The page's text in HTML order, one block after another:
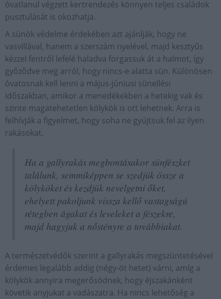
óvatlanul végzett kertrendezés könnyen teljes családok
pusztulását is okozhatja.
A sünök védelme érdekében azt ajánlják, hogy ne
vasvillával, hanem a szerszám nyelével, majd kesztyűs
kézzel fentről lefelé haladva forgassuk át a halmot, így
győződve meg arról, hogy nincs-e alatta sün. Különösen
óvatosnak kell lenni a május-júniusi sünellési
időszakban, amikor a menedékekben a hetekig vak és
szinte magatehetetlen kölykök is ott lehetnek. Arra is
felhívják a figyelmet, hogy soha ne gyújtsuk fel az ilyen
rakásokat.
Ha a gallyrakás megbontásakor sünfészket
találunk, semmiképpen se szedjük össze a
kölyköket és kezdjük nevelgetni őket,
ehelyett pakoljunk vissza kellő vastagságú
rétegben ágakat és leveleket a fészekre,
majd hagyjuk a nőstényre a továbbiakat.
A természetvédők szerint a gallyrakás megszüntetésével
érdemes legalább addig (négy-öt hetet) várni, amíg a
kölykök annyira megerősödnek, hogy éjszakánként
követik anyjukat a vadászatra. Ha nincs lehetőség a